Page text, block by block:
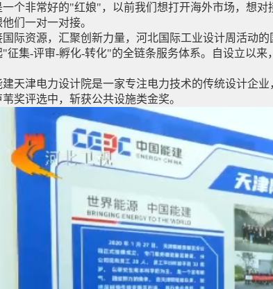
一个非常好的"红娘"，以前我们想打开海外市场，想
们一对一对接。
国际资源，汇聚创新力量，河北国际工业设计周活动
"征集-评审-孵化-转化"的全链条服务体系。自设立以
建天津电力设计院是一家专注电力技术的传统设计企
奖评选中，斩获公共设施类金奖。